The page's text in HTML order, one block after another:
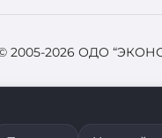
2005-2026 ОДО
Брестский